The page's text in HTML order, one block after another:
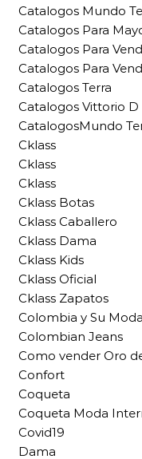
Catalogos Mundo
Catalogos Para
Catalogos Para
Catalogos Para
Catalogos Terra
Catalogos Vittorio D
CatalogosMundo
Cklass
Cklass
Cklass
Cklass Botas
Cklass Caballero
Cklass Dama
Cklass Kids
Cklass Oficial
Cklass Zapatos
Colombia y Su Moda
Colombian Jeans
Como vender Oro
Confort
Coqueta
Coqueta Moda
Covid19
Dama